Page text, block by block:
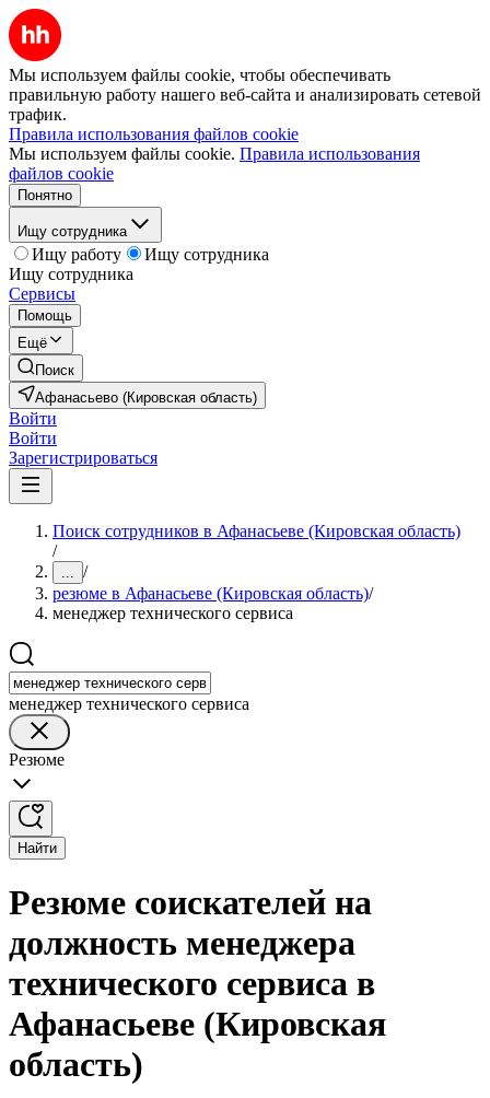
Мы используем файлы cookie, чтобы обеспечивать
правильную работу нашего веб-сайта и анализировать сетевой
трафик.
Правила использования файлов cookie
Мы используем файлы cookie. Правила использования
файлов cookie
Понятно
Ищу сотрудника
Ищу работу
Ищу сотрудника
Ищу сотрудника
Сервисы
Помощь
Ещё
Поиск
Афанасьево (Кировская область)
Войти
Войти
Зарегистрироваться
Поиск сотрудников в Афанасьеве (Кировская область)
/
... /
резюме в Афанасьеве (Кировская область)/
менеджер технического сервиса
менеджер технического сервиса
Резюме
Найти
Резюме соискателей на
должность менеджера
технического сервиса в
Афанасьеве (Кировская
область)